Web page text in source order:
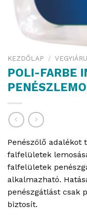
KEZDŐLAP / VEGYIÁRU
POLI-FARBE
Penészölő adalékot
falfelületek
falfelületek
alkalmazható.
penészgátlást csak
biztosít.